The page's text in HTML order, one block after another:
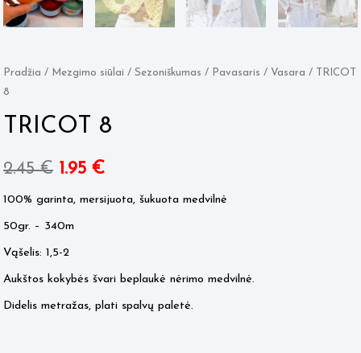
Pradžia / Mezgimo siūlai / Sezoniškumas / Pavasaris / Vasara / TRICOT
8
TRICOT 8
2.45€ Original
price
was:
1.95 €Current
price
100% garinta, mersijuota, šukuota medvilnė
50gr. – 340m
Vąšelis: 1,5-2
Aukštos kokybės švari beplaukė nėrimo medvilnė.
Didelis metražas, plati spalvų paletė.